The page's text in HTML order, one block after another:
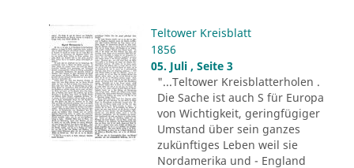
Teltower Kreisblatt
1856
05. Juli , Seite 3
"...Teltower Kreisblatterholen .
Die Sache ist auch S für Europa
von Wichtigkeit, geringfügiger
Umstand über sein ganzes
zukünftiges Leben weil sie
Nordamerika und - England